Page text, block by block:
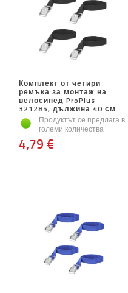
Комплект от четири
ремъка за монтаж на
велосипед ProPlus
321285, дължина 40 см
Продуктът се предлага в
големи количества
4,79 €